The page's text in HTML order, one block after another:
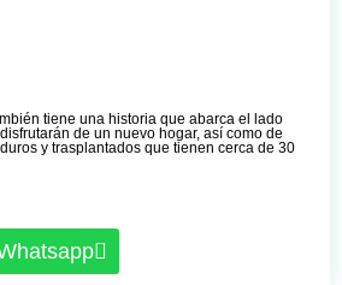
tiene una historia que abarca el lado
de un nuevo hogar, así como de
y trasplantados que tienen cerca de 30